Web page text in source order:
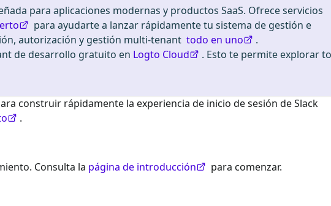
para aplicaciones modernas y productos SaaS. Ofrece servicios
para ayudarte a lanzar rápidamente tu sistema de gestión e
autorización y gestión multi-tenant todo en uno
.
de desarrollo gratuito en Logto Cloud
. Esto te permite explorar
construir rápidamente la experiencia de inicio de sesión deSlack
.
Consulta la página de introducción
para comenzar.